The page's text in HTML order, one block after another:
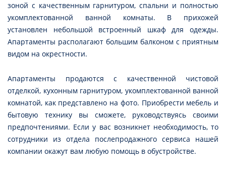
зоной с качественным гарнитуром, спальни и полностью
укомплектованной ванной комнаты. В прихожей
установлен небольшой встроенный шкаф для одежды.
Апартаменты располагают большим балконом с приятным
видом на окрестности.
Апартаменты продаются с качественной чистовой
отделкой, кухонным гарнитуром, укомплектованной ванной
комнатой, как представлено на фото. Приобрести мебель и
бытовую технику вы сможете, руководствуясь своими
предпочтениями. Если у вас возникнет необходимость, то
сотрудники из отдела послепродажного сервиса нашей
компании окажут вам любую помощь в обустройстве.